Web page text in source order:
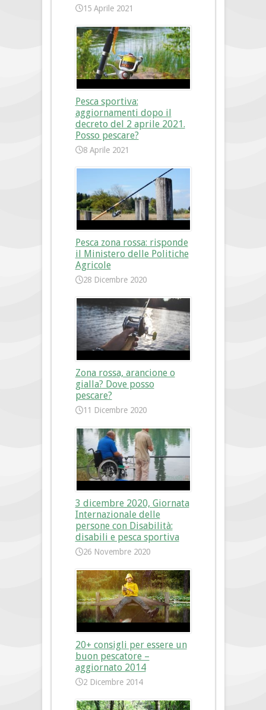
15 Aprile 2021
Pesca sportiva:
aggiornamenti dopo il
decreto del 2 aprile 2021.
Posso pescare?
8 Aprile 2021
Pesca zona rossa: risponde
il Ministero delle Politiche
Agricole
28 Dicembre 2020
Zona rossa, arancione o
gialla? Dove posso
pescare?
11 Dicembre 2020
3 dicembre 2020, Giornata
Internazionale delle
persone con Disabilità:
disabili e pesca sportiva
26 Novembre 2020
20+ consigli per essere un
buon pescatore –
aggiornato 2014
2 Dicembre 2014